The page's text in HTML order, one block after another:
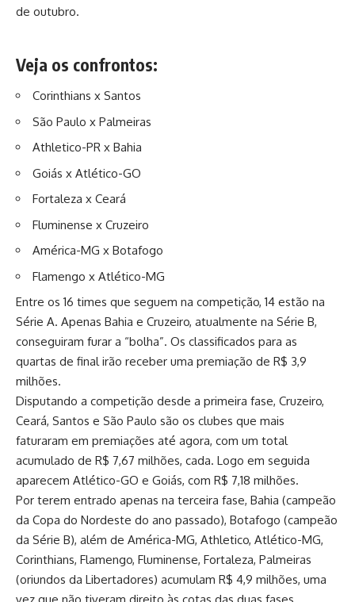
de outubro.
Veja os confrontos:
Corinthians x Santos
São Paulo x Palmeiras
Athletico-PR x Bahia
Goiás x Atlético-GO
Fortaleza x Ceará
Fluminense x Cruzeiro
América-MG x Botafogo
Flamengo x Atlético-MG
Entre os 16 times que seguem na competição, 14 estão na
Série A. Apenas Bahia e Cruzeiro, atualmente na Série B,
conseguiram furar a “bolha”. Os classificados para as
quartas de final irão receber uma premiação de R$ 3,9
milhões.
Disputando a competição desde a primeira fase, Cruzeiro,
Ceará, Santos e São Paulo são os clubes que mais
faturaram em premiações até agora, com um total
acumulado de R$ 7,67 milhões, cada. Logo em seguida
aparecem Atlético-GO e Goiás, com R$ 7,18 milhões.
Por terem entrado apenas na terceira fase, Bahia (campeão
da Copa do Nordeste do ano passado), Botafogo (campeão
da Série B), além de América-MG, Athletico, Atlético-MG,
Corinthians, Flamengo, Fluminense, Fortaleza, Palmeiras
(oriundos da Libertadores) acumulam R$ 4,9 milhões, uma